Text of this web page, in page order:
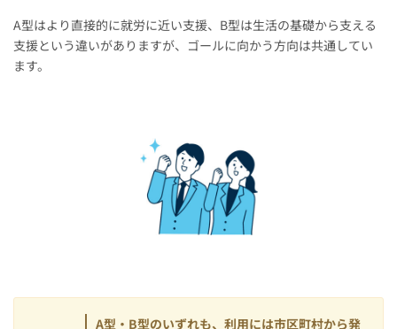
A型はより直接的に就労に近い支援、B型は生活の基礎から支える
支援という違いがありますが、ゴールに向かう方向は共通してい
ます。
A型・B型のいずれも、利用には市区町村から発